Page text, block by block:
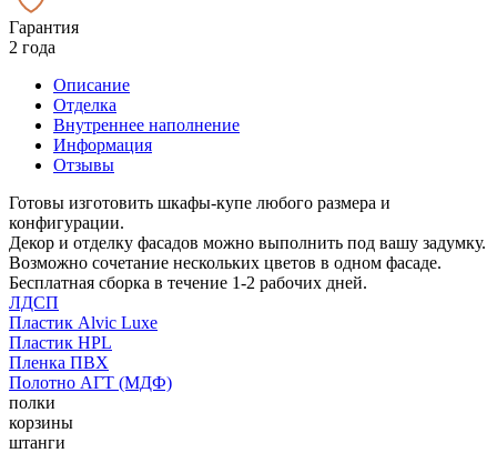
Гарантия
2 года
Описание
Отделка
Внутреннее наполнение
Информация
Отзывы
Готовы изготовить шкафы-купе любого размера и
конфигурации.
Декор и отделку фасадов можно выполнить под вашу задумку.
Возможно сочетание нескольких цветов в одном фасаде.
Бесплатная сборка в течение 1-2 рабочих дней.
ЛДСП
Пластик Alvic Luxe
Пластик HPL
Пленка ПВХ
Полотно АГТ (МДФ)
полки
корзины
штанги